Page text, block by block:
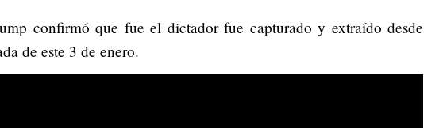
confirmó que fue el dictador fue capturado y extraído desde
de este 3 de enero.